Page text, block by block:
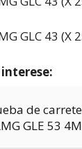
de
GLE 53